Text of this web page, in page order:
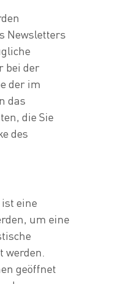
Newsletters
bei der
der im
das
die Sie
des
eine
um eine
werden.
geöffnet